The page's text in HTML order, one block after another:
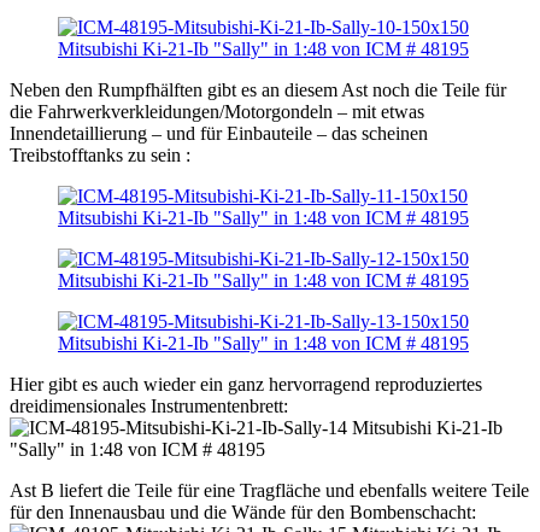
Neben den Rumpfhälften gibt es an diesem Ast noch die Teile für
die Fahrwerkverkleidungen/Motorgondeln – mit etwas
Innendetaillierung – und für Einbauteile – das scheinen
Treibstofftanks zu sein :
Hier gibt es auch wieder ein ganz hervorragend reproduziertes
dreidimensionales Instrumentenbrett:
Ast B liefert die Teile für eine Tragfläche und ebenfalls weitere Teile
für den Innenausbau und die Wände für den Bombenschacht: